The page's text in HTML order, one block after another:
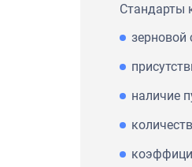
Стандарты
зерновой
наличие